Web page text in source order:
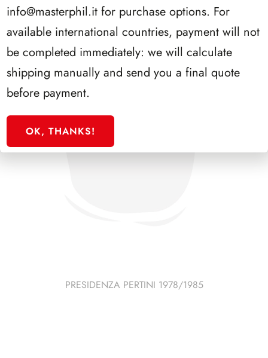
PRESIDENZA PERTINI 1978/1985
info@masterphil.it for purchase options. For
available international countries, payment will not
be completed immediately: we will calculate
shipping manually and send you a final quote
before payment.
OK, THANKS!